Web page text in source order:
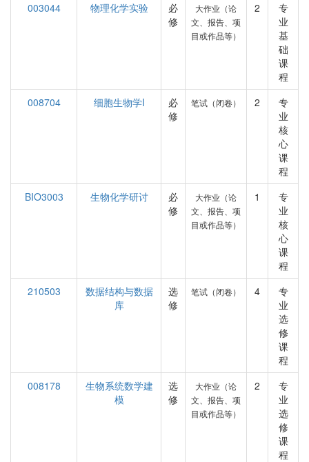
003044
物理化学实验
必
修
大作业（论
文、报告、项
目或作品等）
2
专
业
基
础
课
程
008704
细胞生物学I
必
修
笔试（闭卷） 2
专
业
核
心
课
程
BIO3003
生物化学研讨
必
修
大作业（论
文、报告、项
目或作品等）
1
专
业
核
心
课
程
210503
数据结构与数据
库
选
修
笔试（闭卷） 4
专
业
选
修
课
程
008178
生物系统数学建
模
选
修
大作业（论
文、报告、项
目或作品等）
2
专
业
选
修
课
程